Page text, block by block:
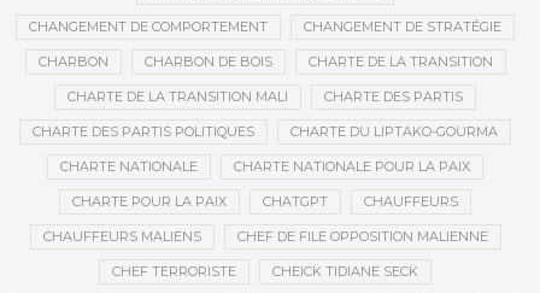
CHANGEMENT DE COMPORTEMENT CHANGEMENT DE STRATÉGIE
CHARBON CHARBON DE BOIS CHARTE DE LA TRANSITION
CHARTE DE LA TRANSITION MALI CHARTE DES PARTIS
CHARTE DES PARTIS POLITIQUES CHARTE DU LIPTAKO-GOURMA
CHARTE NATIONALE CHARTE NATIONALE POUR LA PAIX
CHARTE POUR LA PAIX CHATGPT CHAUFFEURS
CHAUFFEURS MALIENS CHEF DE FILE OPPOSITION MALIENNE
CHEF TERRORISTE CHEICK TIDIANE SECK